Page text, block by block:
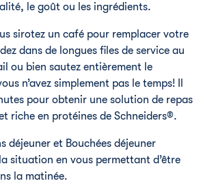
le goût ou les ingrédients.
sirotez un café pour remplacer votre
dans de longues files de service au
ou bien sautez entièrement le
n’avez simplement pas le temps! Il
pour obtenir une solution de repas
riche en protéines de Schneiders®.
déjeuner et Bouchées déjeuner
situation en vous permettant d’être
la matinée.